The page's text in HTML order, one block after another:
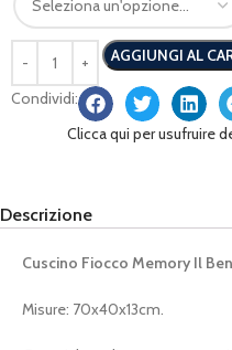
AGGIUNGI AL
Condividi:
Clicca qui per usufruire
Descrizione
Cuscino Fiocco Memory Il
Misure: 70x40x13cm.